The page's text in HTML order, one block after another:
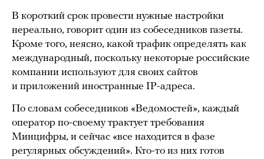
В короткий срок провести нужные настройки
нереально, говорит один из собеседников газеты.
Кроме того, неясно, какой трафик определять как
международный, поскольку некоторые российские
компании используют для своих сайтов
и приложений иностранные IP-адреса.
По словам собеседников «Ведомостей», каждый
оператор по-своему трактует требования
Минцифры, и сейчас «все находится в фазе
регулярных обсуждений». Кто-то из них готов